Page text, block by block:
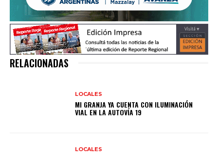
RELACIONADAS
LOCALES
MI GRANJA YA CUENTA CON ILUMINACIÓN
VIAL EN LA AUTOVÍA 19
LOCALES